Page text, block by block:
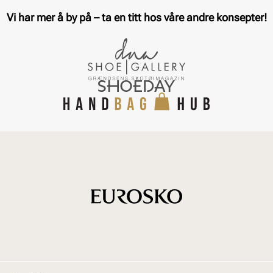
Vi har mer å by på – ta en titt hos våre andre konsepter!